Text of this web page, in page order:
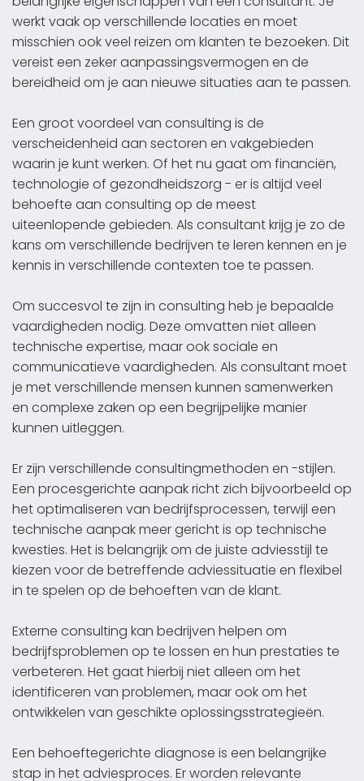
werkt vaak op verschillende locaties en moet
misschien ook veel reizen om klanten te bezoeken. Dit
vereist een zeker aanpassingsvermogen en de
bereidheid om je aan nieuwe situaties aan te passen.
Een groot voordeel van consulting is de
verscheidenheid aan sectoren en vakgebieden
waarin je kunt werken. Of het nu gaat om financiën,
technologie of gezondheidszorg - er is altijd veel
behoefte aan consulting op de meest
uiteenlopende gebieden. Als consultant krijg je zo de
kans om verschillende bedrijven te leren kennen en je
kennis in verschillende contexten toe te passen.
Om succesvol te zijn in consulting heb je bepaalde
vaardigheden nodig. Deze omvatten niet alleen
technische expertise, maar ook sociale en
communicatieve vaardigheden. Als consultant moet
je met verschillende mensen kunnen samenwerken
en complexe zaken op een begrijpelijke manier
kunnen uitleggen.
Er zijn verschillende consultingmethoden en -stijlen.
Een procesgerichte aanpak richt zich bijvoorbeeld op
het optimaliseren van bedrijfsprocessen, terwijl een
technische aanpak meer gericht is op technische
kwesties. Het is belangrijk om de juiste adviesstijl te
kiezen voor de betreffende adviessituatie en flexibel
in te spelen op de behoeften van de klant.
Externe consulting kan bedrijven helpen om
bedrijfsproblemen op te lossen en hun prestaties te
verbeteren. Het gaat hierbij niet alleen om het
identificeren van problemen, maar ook om het
ontwikkelen van geschikte oplossingsstrategieën.
Een behoeftegerichte diagnose is een belangrijke
stap in het adviesproces. Er worden relevante